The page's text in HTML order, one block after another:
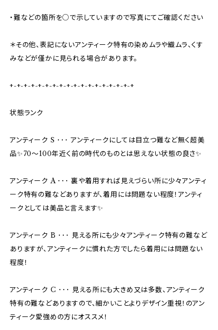
・難などの箇所を○で示していますので写真にてご確認ください
＊その他、表記にないアンティーク特有の染めムラや織ムラ、くす
みなどが僅かに見られる場合があります。
+-+-+-+-+-+-+-+-+-+-+-+-+-+-+-+-+-+
状態ランク
アンティーク S ･･･ アンティークにしては目立つ難など無く超美
品✨70〜100年近く前の時代のものとは思えない状態の良さ✨
アンティーク A ･･･ 裏や着用すれば見えづらい所に少々アンティ
ーク特有の難などありますが、着用には問題ない程度！アンティ
ークとしては美品と言えます✨
アンティーク B ･･･ 見える所にも少々アンティーク特有の難など
ありますが、アンティークに慣れた方でしたら着用には問題ない
程度！
アンティーク C ･･･ 見える所にも大きめ又は多数、アンティーク
特有の難などありますので、細かいことよりデザイン重視！のアン
ティーク愛強めの方にオススメ！